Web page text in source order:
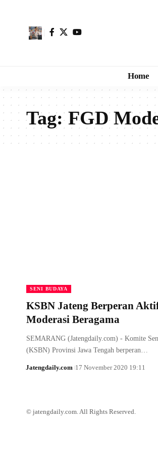
Home
Tag:FGD
SENI BUDAYA
KSBN Jateng Berperan
Moderasi Beragama
SEMARANG (Jatengdaily.com) - Komite
(KSBN) Provinsi Jawa Tengah berperan…
Jatengdaily.com 17 November 2020 19:11
© jatengdaily.com. All Rights Reserved.